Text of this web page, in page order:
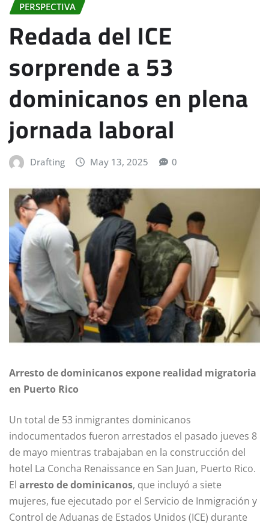
PERSPECTIVA
Redada del ICE
sorprende a 53
dominicanos en plena
jornada laboral
Drafting May 13, 2025 0
Arresto de dominicanos expone realidad migratoria
en Puerto Rico
Un total de 53 inmigrantes dominicanos
indocumentados fueron arrestados el pasado jueves 8
de mayo mientras trabajaban en la construcción del
hotel La Concha Renaissance en San Juan, Puerto Rico.
El arresto de dominicanos, que incluyó a siete
mujeres, fue ejecutado por el Servicio de Inmigración y
Control de Aduanas de Estados Unidos (ICE) durante